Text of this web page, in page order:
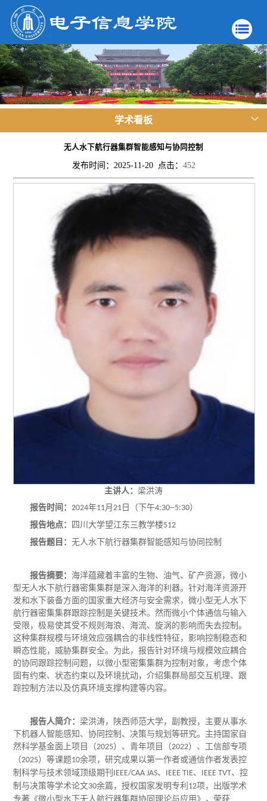
学术看板
无人水下航行器集群智能感知与协同控制
发布时间：2025-11-20 点击： 452
主讲人： 梁洪涛
报告时间：2024年11月21 日（下午4:30--5:30）
报告地点：
四川大学望江东三教学楼512
报告题目：无人水下航行器集群智能感知与协同控制
报告摘要： 海洋蕴藏着丰富的生物、油气、矿产资源，微小
型无人水下航行器密集集群是深入海洋的利器。针对海洋资源开
发和水下装备方面的国家重大经济与安全需求，微小型无人水下
航行器密集集群跟踪控制是关键技术。然而微小个体通信与输入
受限，极易使其受不规则海浪、海流、旋涡的影响而失去控制。
这种集群规模与环境效应强耦合的非线性特征，影响控制稳态和
瞬态性能，威胁集群安全。为此，报告针对环境与规模效应耦合
的协同跟踪控制问题，以微小型密集集群为控制对象，考虑个体
固有约束、状态约束以及环境扰动，介绍集群局部交互机理、跟
踪控制方法以及仿真环境支撑构建等内容。
报告人简介：梁洪涛，陕西师范大学，副教授，主要从事水
下机器人智能感知、协同控制、决策与规划等研究。主持国家自
然科学基金面上项目（2025）、青年项目（2022）、工信部专项
（2025）等课题10余项，研究成果以第一作者或通信作者发表控
制科学与技术领域顶级期刊 IEEE/CAA JAS、 IEEE TIE、 IEEE TVT、控
制与决策等学术论文30余篇，授权国家发明专利 12项，出版学术
专著《微小型水下无人航行器集群协同理论与应用》，荣获